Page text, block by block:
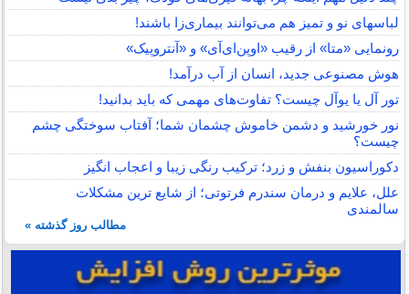
لباس‎های نو و تمیز هم می‌توانند بیماری‌زا باشند!
رونمایی «متا» از رقیب «اوپن‌ای‌آی» و «آنتروپیک»
هوش مصنوعی جدید، انسان از آب درآمد!
تور آل یا یوآل چیست؟ تفاوت‌های مهمی که باید بدانید!
نور خورشید و دشمن خاموش چشمان شما؛ آفتاب سوختگی چشم
چیست؟
دکوراسیون بنفش و زرد؛ ترکیب رنگی زیبا و اعجاب انگیز
علل، علایم و درمان سندرم فرتوتی؛ از شایع ترین مشکلات
سالمندی
مطالب روز گذشته »